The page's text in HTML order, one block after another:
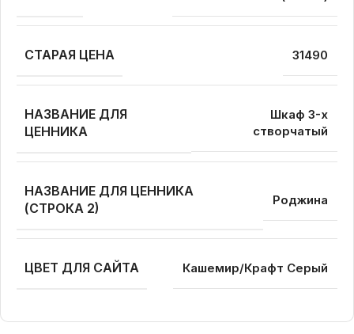
СТАРАЯ ЦЕНА 31490
НАЗВАНИЕ ДЛЯ
ЦЕННИКА
Шкаф 3-х
створчатый
НАЗВАНИЕ ДЛЯ ЦЕННИКА
(СТРОКА 2)
Роджина
ЦВЕТ ДЛЯ САЙТА Кашемир/Крафт Серый